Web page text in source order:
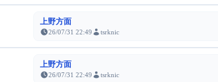
上野方面
26/07/31 22:49 tsrknic
上野方面
26/07/31 22:49 tsrknic